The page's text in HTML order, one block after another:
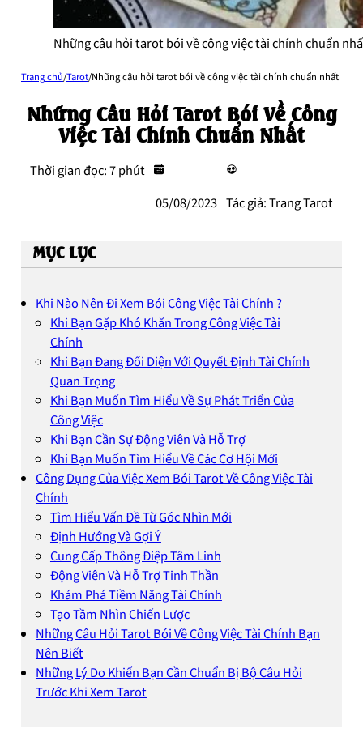
Những câu hỏi tarot bói về công việc tài chính chuẩn
Trang chủ/Tarot/Những câu hỏi tarot bói về công việc tài chính chuẩn nhất
Những Câu Hỏi Tarot Bói Về Công
Việc Tài Chính Chuẩn Nhất
Thời gian đọc: 7 phút
05/08/2023 Tác giả: Trang Tarot
MỤC LỤC
Khi Nào Nên Đi Xem Bói Công Việc Tài Chính ?
Khi Bạn Gặp Khó Khăn Trong Công Việc Tài
Chính
Khi Bạn Đang Đối Diện Với Quyết Định Tài Chính
Quan Trọng
Khi Bạn Muốn Tìm Hiểu Về Sự Phát Triển Của
Công Việc
Khi Bạn Cần Sự Động Viên Và Hỗ Trợ
Khi Bạn Muốn Tìm Hiểu Về Các Cơ Hội Mới
Công Dụng Của Việc Xem Bói Tarot Về Công Việc Tài
Chính
Tìm Hiểu Vấn Đề Từ Góc Nhìn Mới
Định Hướng Và Gợi Ý
Cung Cấp Thông Điệp Tâm Linh
Động Viên Và Hỗ Trợ Tinh Thần
Khám Phá Tiềm Năng Tài Chính
Tạo Tầm Nhìn Chiến Lược
Những Câu Hỏi Tarot Bói Về Công Việc Tài Chính Bạn
Nên Biết
Những Lý Do Khiến Bạn Cần Chuẩn Bị Bộ Câu Hỏi
Trước Khi Xem Tarot